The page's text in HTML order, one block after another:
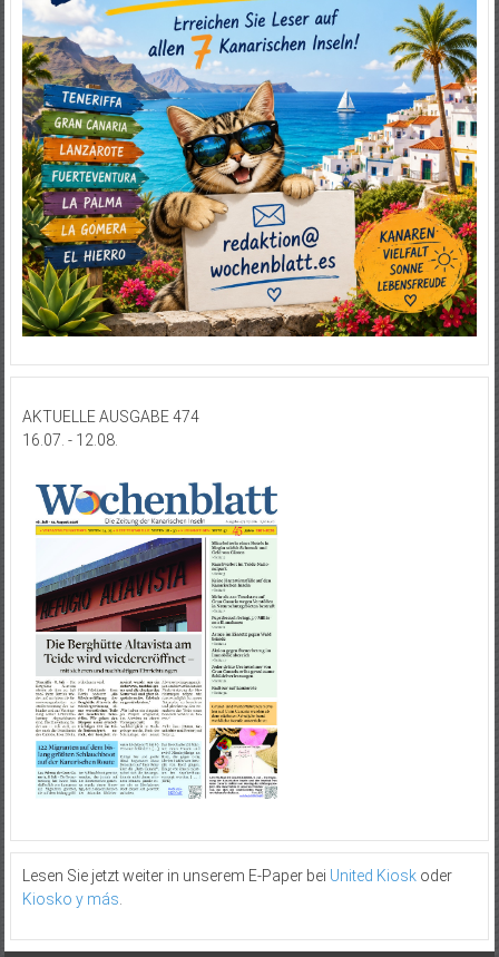
AKTUELLE AUSGABE 474
16.07. - 12.08.
Lesen Sie jetzt weiter in unserem E-Paper bei United Kioskoder
Kiosko y más